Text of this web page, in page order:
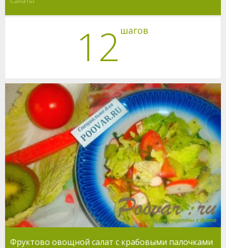
12 шагов
Фруктово овощной салат с крабовыми палочками